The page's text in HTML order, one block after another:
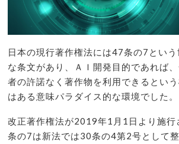
日本の現行著作権法には47条の7とい
な条文があり、ＡＩ開発目的であれば
者の許諾なく著作物を利用できるとい
はある意味パラダイス的な環境でした。
改正著作権法が2019年1月1日より施行
条の7は新法では30条の4第2号として